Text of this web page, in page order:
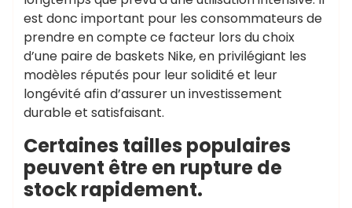
est donc important pour les consommateurs de
prendre en compte ce facteur lors du choix
d’une paire de baskets Nike, en privilégiant les
modèles réputés pour leur solidité et leur
longévité afin d’assurer un investissement
durable et satisfaisant.
Certaines tailles populaires
peuvent être en rupture de
stock rapidement.